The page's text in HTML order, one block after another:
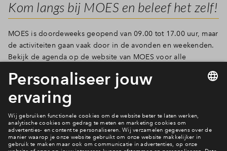
Kom langs bij MOES en beleef het zelf!
MOES is doordeweeks geopend van 09.00 tot 17.00 uur, maar
de activiteiten gaan vaak door in de avonden en weekenden.
Bekijk de agenda op de website van MOES voor alle
Ervaar de warme sfeer, ontmoet nieuwe mensen en voel je
direct thuis bij MOES!
Meer weten?
Geschiedenis